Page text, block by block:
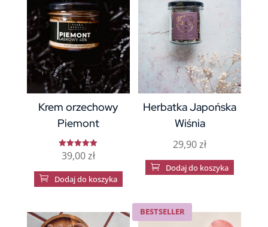
Krem orzechowy
Piemont
Oceniono
5.00
39,00zł
 Dodaj do koszyka
Herbatka Japońska
Wiśnia
29,90zł
 Dodaj do koszyka
BESTSELLER